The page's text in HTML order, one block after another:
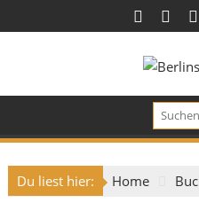
to
Du liest hier: Home